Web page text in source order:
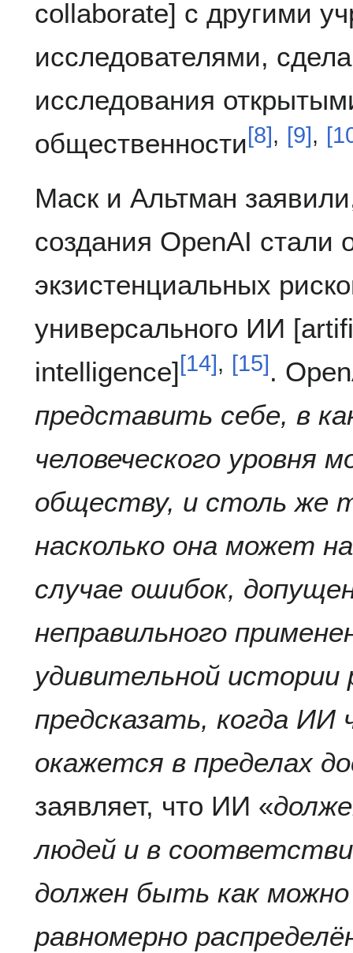
collaborate] с другими
исследователями,
исследования
общественности[8], [9], [
Маск и Альтман
создания OpenAI стали
экзистенциальных
универсального ИИ
intelligence][14], [15] .
представить себе, в
человеческого уровня
обществу, и столь же
насколько она может
случае ошибок,
неправильного
удивительной
предсказать, когда ИИ
окажется в пределах
заявляет, что ИИ «
людей и в
должен быть как
равномерно